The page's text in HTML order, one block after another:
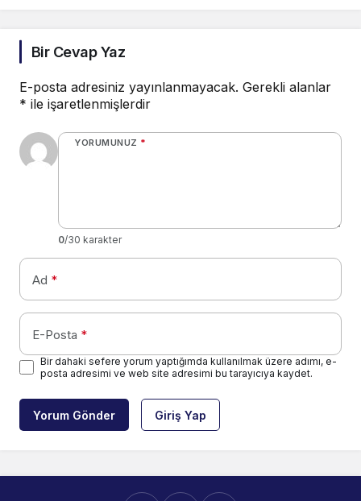
Bir Cevap Yaz
E-posta adresiniz yayınlanmayacak. Gerekli alanlar
* ile işaretlenmişlerdir
YORUMUNUZ *
0/30 karakter
Ad *
E-Posta *
Bir dahaki sefere yorum yaptığımda kullanılmak üzere adımı, e-
posta adresimi ve web site adresimi bu tarayıcıya kaydet.
Yorum Gönder Giriş Yap